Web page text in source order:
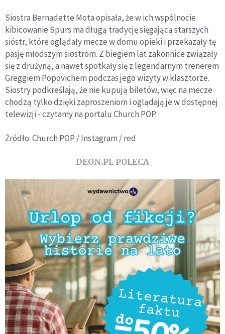
Siostra Bernadette Mota opisała, że w ich wspólnocie
kibicowanie Spurs ma długą tradycję sięgającą starszych
sióstr, które oglądały mecze w domu opieki i przekazały tę
pasję młodszym siostrom. Z biegiem lat zakonnice związały
się z drużyną, a nawet spotkały się z legendarnym trenerem
Greggiem Popovichem podczas jego wizyty w klasztorze.
Siostry podkreślają, że nie kupują biletów, więc na mecze
chodzą tylko dzięki zaproszeniom i oglądają je w dostępnej
telewizji - czytamy na portalu Church POP.
Źródło: Church POP / Instagram / red
DEON.PL POLECA